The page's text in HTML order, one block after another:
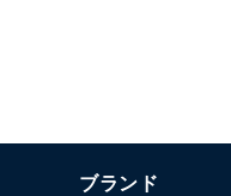
ブランド